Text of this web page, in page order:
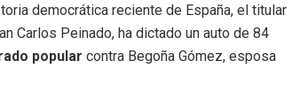
democrática reciente de España, el titular
Carlos Peinado, ha dictado un auto de 84
popular contra Begoña Gómez, esposa